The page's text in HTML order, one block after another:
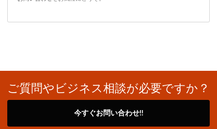
ご質問やビジネス相談が必要ですか？
今すぐお問い合わせ!!